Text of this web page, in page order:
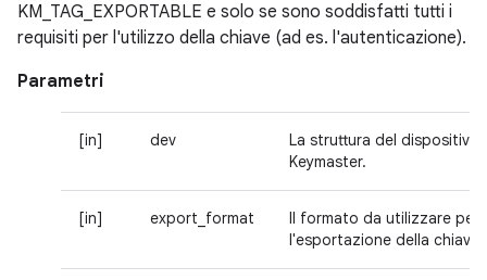
KM_TAG_EXPORTABLE e solo se sono soddisfatti tutti i
requisiti per l'utilizzo della chiave (ad es. l'autenticazione).
Parametri
[in] dev
La struttura del dispositivo
Keymaster.
[in] export_format
Il formato da utilizzare per
l'esportazione della chiave.